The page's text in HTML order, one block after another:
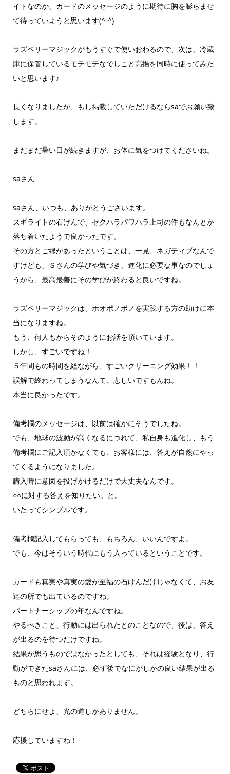
イトなのか、カードのメッセージのように期待に胸を膨らませ
て待っていようと思います(^-^)
ラズベリーマジックがもうすぐで使いおわるので、次は、冷蔵
庫に保管しているモテモテなでしこと高揚を同時に使ってみた
いと思います♪
長くなりましたが、もし掲載していただけるならsaでお願い致
します。
まだまだ暑い日が続きますが、お体に気をつけてくださいね。
saさん
saさん、いつも、ありがとうございます。
スギライトの石けんで、セクハラパワハラ上司の件もなんとか
落ち着いたようで良かったです。
その方とご縁があったということは、一見、ネガティブなんで
すけども、Ｓさんの学びや気づき、進化に必要な事なのでしょ
うから、最高最善にその学びが終わると良いですね。
ラズベリーマジックは、ホオポノポノを実践する方の助けに本
当になりますね。
もう、何人もからそのようにお話を頂いています。
しかし、すごいですね！
５年間もの時間を経ながら、すごいクリーニング効果！！
誤解で終わってしまうなんて、悲しいですもんね。
本当に良かったです。
備考欄のメッセージは、以前は確かにそうでしたね。
でも、地球の波動が高くなるにつれて、私自身も進化し、もう
備考欄にご記入頂かなくても、お客様には、答えが自然にやっ
てくるようになりました。
購入時に意図を投げかけるだけで大丈夫なんです。
○○に対する答えを知りたい。と。
いたってシンプルです。
備考欄記入してもらっても、もちろん、いいんですよ。
でも、今はそういう時代にもう入っているということです。
カードも真実や真実の愛が至福の石けんだけじゃなくて、お友
達の所でも出ているのですね。
パートナーシップの年なんですね。
やるべきこと、行動には出られたとのことなので、後は、答え
が出るのを待つだけですね。
結果が思うものではなかったとしても、それは経験となり、行
動ができたsaさんには、必ず後でなにがしかの良い結果が出る
ものと思われます。
どちらにせよ、光の道しかありません。
応援していますね！